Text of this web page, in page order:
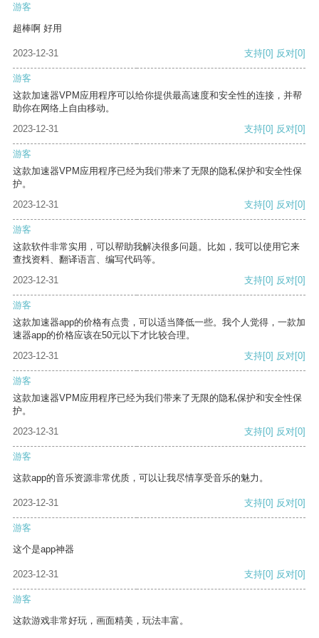
游客
超棒啊 好用
2023-12-31 支持[0] 反对[0]
游客
这款加速器VPM应用程序可以给你提供最高速度和安全性的连接，并帮
助你在网络上自由移动。
2023-12-31
支持[0] 反对[0]
游客
这款加速器VPM应用程序已经为我们带来了无限的隐私保护和安全性保
护。
2023-12-31
支持[0] 反对[0]
游客
这款软件非常实用，可以帮助我解决很多问题。比如，我可以使用它来
查找资料、翻译语言、编写代码等。
2023-12-31
支持[0] 反对[0]
游客
这款加速器app的价格有点贵，可以适当降低一些。我个人觉得，一款加
速器app的价格应该在50元以下才比较合理。
2023-12-31
支持[0] 反对[0]
游客
这款加速器VPM应用程序已经为我们带来了无限的隐私保护和安全性保
护。
2023-12-31
支持[0] 反对[0]
游客
这款app的音乐资源非常优质，可以让我尽情享受音乐的魅力。
2023-12-31 支持[0] 反对[0]
游客
这个是app神器
2023-12-31 支持[0] 反对[0]
游客
这款游戏非常好玩，画面精美，玩法丰富。